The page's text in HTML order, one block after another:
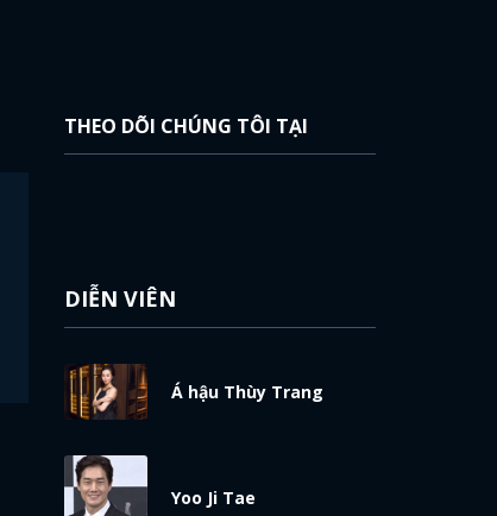
THEO DÕI CHÚNG TÔI TẠI
DIỄN VIÊN
Á hậu Thùy Trang
Yoo Ji Tae